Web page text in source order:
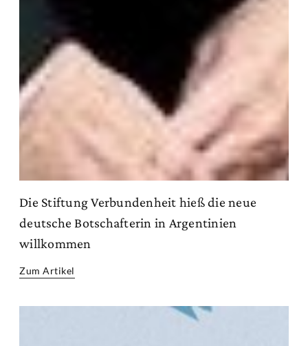
Die Stiftung Verbundenheit hieß die neue
deutsche Botschafterin in Argentinien
willkommen
Zum Artikel